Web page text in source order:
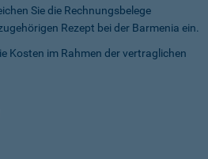
Sie die Rechnungsbelege
Rezept bei der Barmenia ein.
Kosten im Rahmen der vertraglichen